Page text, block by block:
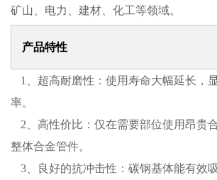
矿山、电力、建材、化工等领域。
产品特性
1
超高耐磨性：使用寿命大幅延长，
率。
2
高性价比：仅在需要部位使用昂贵
整体合金管件。
3
良好的抗冲击性：碳钢基体能有效